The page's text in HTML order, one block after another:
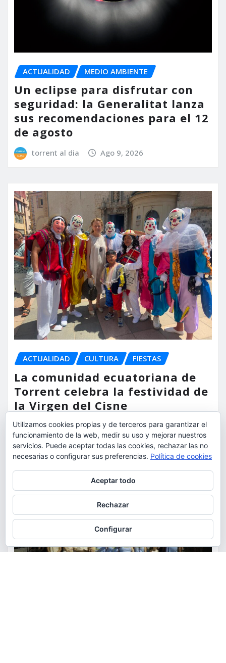
ACTUALIDAD MEDIO AMBIENTE
Un eclipse para disfrutar con
seguridad: la Generalitat lanza
sus recomendaciones para el 12
de agosto
torrent al dia Ago 9, 2026
ACTUALIDAD CULTURA FIESTAS
La comunidad ecuatoriana de
Torrent celebra la festividad de
la Virgen del Cisne
torrent al dia Ago 9, 2026
Utilizamos cookies propias y de terceros para garantizar el
funcionamiento de la web, medir su uso y mejorar nuestros
servicios. Puede aceptar todas las cookies, rechazar las no
necesarias o configurar sus preferencias. Política de cookies
Aceptar todo
Rechazar
Configurar
Para obtener más información, incluido cómo gestionar las cookies,